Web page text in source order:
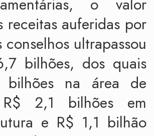
receitas auferidas por
conselhos ultrapassou
bilhões, dos quais
na área de
R$ 2,1 bilhões em
e R$ 1,1 bilhão